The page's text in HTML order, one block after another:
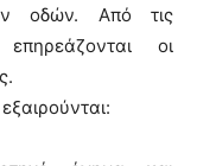
οδών. Από τις
οι